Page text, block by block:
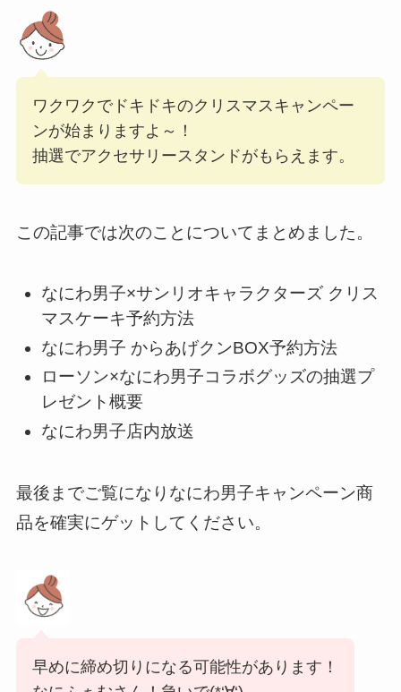
ワクワクでドキドキのクリスマスキャンペー
ンが始まりますよ～！
抽選でアクセサリースタンドがもらえます。
この記事では次のことについてまとめました。
なにわ男子×サンリオキャラクターズ クリス
マスケーキ予約方法
なにわ男子 からあげクンBOX予約方法
ローソン×なにわ男子コラボグッズの抽選プ
レゼント概要
なにわ男子店内放送
最後までご覧になりなにわ男子キャンペーン商
品を確実にゲットしてください。
早めに締め切りになる可能性があります！